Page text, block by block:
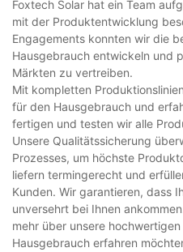
Foxtech Solar hat ein Team
mit der Produktentwicklung
Engagements konnten wir die
Hausgebrauch entwickeln und
Märkten zu vertreiben.
Mit kompletten
für den Hausgebrauch und
fertigen und testen wir alle
Unsere Qualitätssicherung
Prozesses, um höchste
liefern termingerecht und
Kunden. Wir garantieren, dass
unversehrt bei Ihnen
mehr über unsere
Hausgebrauch erfahren